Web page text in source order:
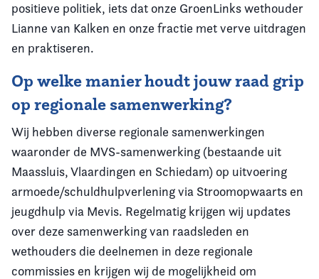
positieve politiek, iets dat onze GroenLinks wethouder
Lianne van Kalken en onze fractie met verve uitdragen
en praktiseren.
Op welke manier houdt jouw raad grip
op regionale samenwerking?
Wij hebben diverse regionale samenwerkingen
waaronder de MVS-samenwerking (bestaande uit
Maassluis, Vlaardingen en Schiedam) op uitvoering
armoede/schuldhulpverlening via Stroomopwaarts en
jeugdhulp via Mevis. Regelmatig krijgen wij updates
over deze samenwerking van raadsleden en
wethouders die deelnemen in deze regionale
commissies en krijgen wij de mogelijkheid om